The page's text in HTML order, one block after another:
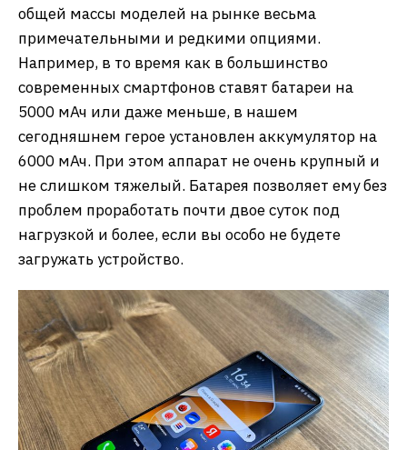
общей массы моделей на рынке весьма
примечательными и редкими опциями.
Например, в то время как в большинство
современных смартфонов ставят батареи на
5000 мАч или даже меньше, в нашем
сегодняшнем герое установлен аккумулятор на
6000 мАч. При этом аппарат не очень крупный и
не слишком тяжелый. Батарея позволяет ему без
проблем проработать почти двое суток под
нагрузкой и более, если вы особо не будете
загружать устройство.